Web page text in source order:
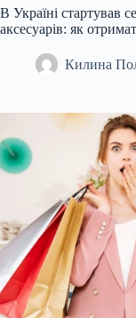
В Україні стартував
аксесуарів: як
Килина